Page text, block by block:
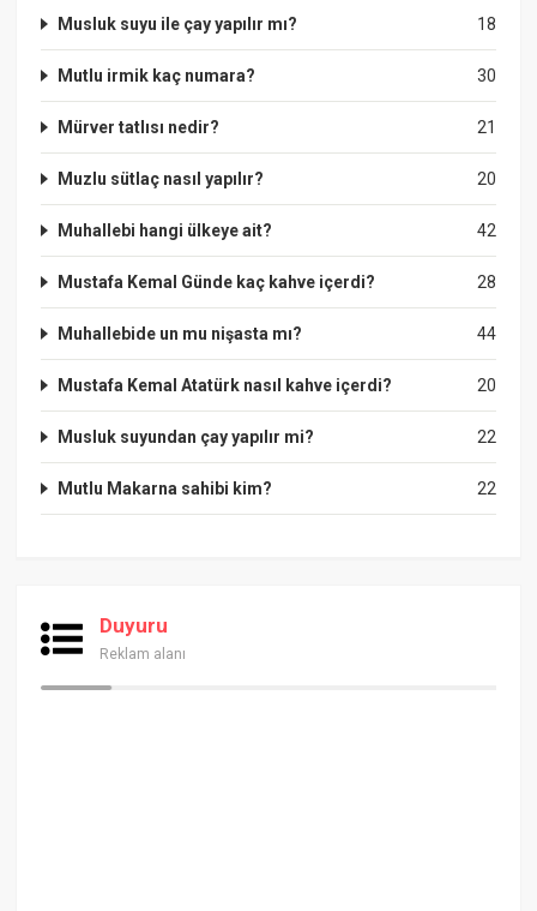
18
Musluk suyu ile çay yapılır mı?
30
Mutlu irmik kaç numara?
21
Mürver tatlısı nedir?
20
Muzlu sütlaç nasıl yapılır?
42
Muhallebi hangi ülkeye ait?
28
Mustafa Kemal Günde kaç kahve içerdi?
44
Muhallebide un mu nişasta mı?
20
Mustafa Kemal Atatürk nasıl kahve içerdi?
22
Musluk suyundan çay yapılır mi?
22
Mutlu Makarna sahibi kim?
Duyuru
Reklam alanı